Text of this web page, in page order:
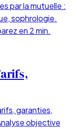
par la mutuelle :
sophrologie.
en 2 min.
garanties,
objective